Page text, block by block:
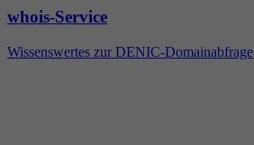
whois-Service
Wissenswertes zur DENIC-Domainabfrage